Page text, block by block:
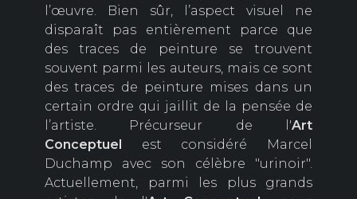
l’œuvre. Bien sûr, l’aspect visuel ne
disparaît pas entièrement parce que
des traces de peinture se trouvent
souvent parmi les auteurs, mais ce sont
des traces de peinture mises dans un
certain ordre qui jaillit de la pensée de
l’artiste. Précurseur de l'Art
Conceptuel est considéré Marcel
Duchamp avec son célèbre "urinoir".
Actuellement, parmi les plus grands